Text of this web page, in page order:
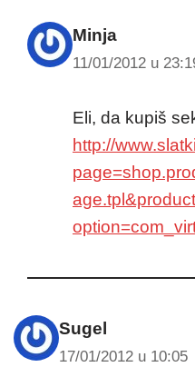
Minja
11/01/2012 u
Eli, da kupiš
http://
Sugel
17/01/2012 u 10:05